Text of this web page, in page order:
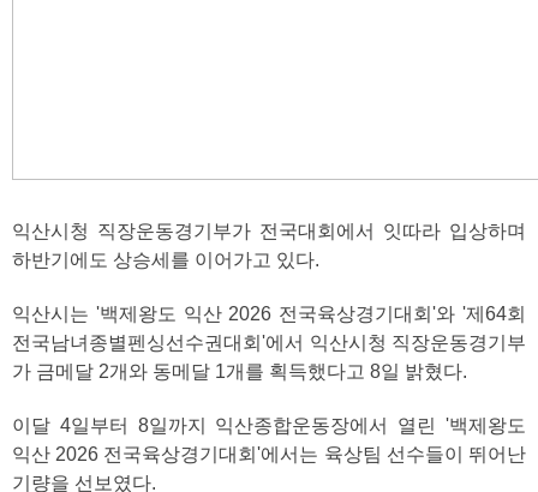
익산시청 직장운동경기부가 전국대회에서 잇따라 입상하며
하반기에도 상승세를 이어가고 있다.
익산시는 '백제왕도 익산 2026 전국육상경기대회'와 '제64회
전국남녀종별펜싱선수권대회'에서 익산시청 직장운동경기부
가 금메달 2개와 동메달 1개를 획득했다고 8일 밝혔다.
이달 4일부터 8일까지 익산종합운동장에서 열린 '백제왕도
익산 2026 전국육상경기대회'에서는 육상팀 선수들이 뛰어난
기량을 선보였다.